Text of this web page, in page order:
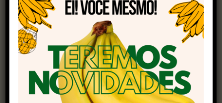
uma oportunidade promissora para o mercado
brasileiro. “Ainda mais levando em
consideração que, em 2023, o Marrocos
importou mais de US$ 43 milhões em produtos
derivados da carne animal”, ressaltou a pasta. O
Brasil foi o maior fornecedor.